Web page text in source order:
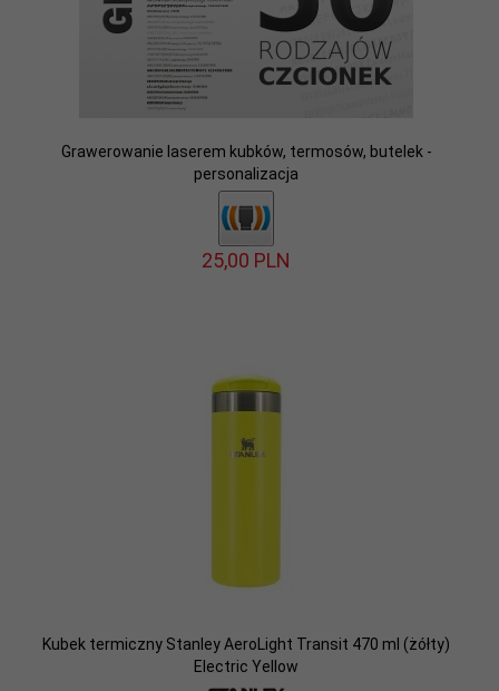
Grawerowanie laserem kubków, termosów, butelek -
personalizacja
25,00 PLN
Kubek termiczny Stanley AeroLight Transit 470 ml (żółty)
Electric Yellow